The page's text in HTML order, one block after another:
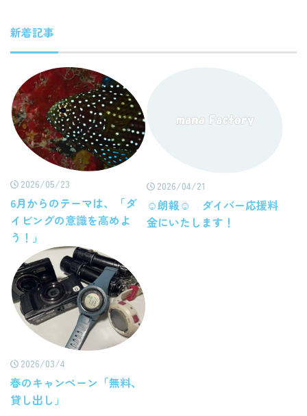
新着記事
2026/05/23
6月からのテーマは、「ダ
イビングの意識を高めよ
う！」
2026/04/21
☺朗報☺ ダイバー応援料
金にいたします！
2026/03/4
春のキャンペーン「無料、
貸し出し」